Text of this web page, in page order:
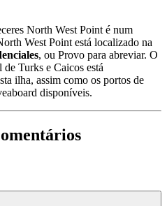
North West Point é num
West Point está localizado na
, ou Provo para abreviar. O
Turks e Caicos está
ilha, assim como os portos de
disponíveis.